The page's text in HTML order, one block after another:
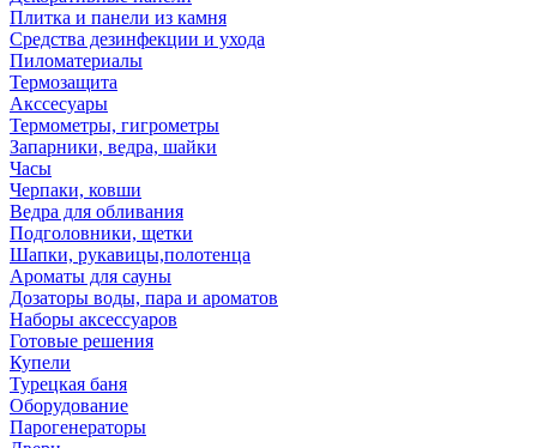
Плитка и панели из камня
Средства дезинфекции и ухода
Пиломатериалы
Термозащита
Аксcесуары
Термометры, гигрометры
Запарники, ведра, шайки
Часы
Черпаки, ковши
Ведра для обливания
Подголовники, щетки
Шапки, рукавицы,полотенца
Ароматы для сауны
Дозаторы воды, пара и ароматов
Наборы аксессуаров
Готовые решения
Купели
Турецкая баня
Оборудование
Парогенераторы